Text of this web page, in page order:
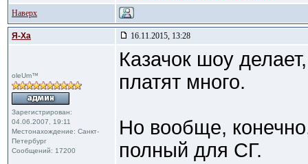
Наверх
Я-Ха 16.11.2015, 13:28
oleUm™
Зарегистрирован:
04.06.2007, 19:11
Местонахождение: Санкт-
Петербург
Сообщений: 17200
Казачок шоу
платят много.
Но вообще,
полный для СГ.